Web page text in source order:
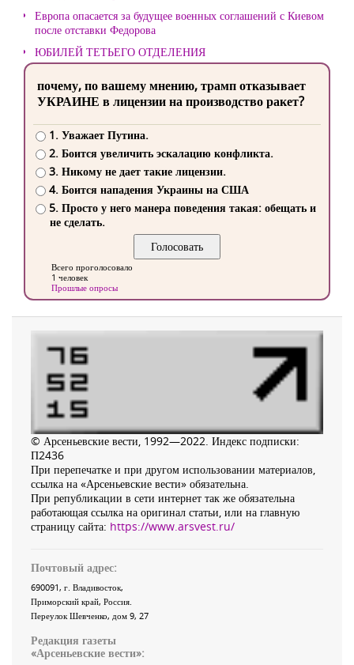
Европа опасается за будущее военных соглашений с Киевом
после отставки Федорова
ЮБИЛЕЙ ТЕТЬЕГО ОТДЕЛЕНИЯ
почему, по вашему мнению, трамп отказывает
УКРАИНЕ в лицензии на производство ракет?
1. Уважает Путина.
2. Боится увеличить эскалацию конфликта.
3. Никому не дает такие лицензии.
4. Боится нападения Украины на США
5. Просто у него манера поведения такая: обещать и
не сделать.
Всего проголосовало
1 человек
Прошлые опросы
© Арсеньевские вести, 1992—2022. Индекс подписки:
П2436
При перепечатке и при другом использовании материалов,
ссылка на «Арсеньевские вести» обязательна.
При републикации в сети интернет так же обязательна
работающая ссылка на оригинал статьи, или на главную
страницу сайта: https://www.arsvest.ru/
Почтовый адрес:
690091, г. Владивосток,
Приморский край, Россия
Переулок Шевченко, дом 9, 27
Редакция газеты
«Арсеньевские вести»: